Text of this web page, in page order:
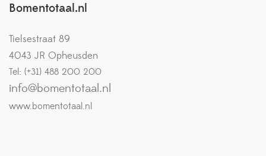
Bomentotaal.nl
Tielsestraat 89
4043 JR Opheusden
Tel: (+31) 488 200 200
info@bomentotaal.nl
www.bomentotaal.nl